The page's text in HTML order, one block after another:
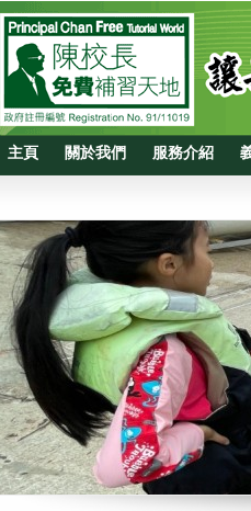
主頁 關於我們 服務介紹